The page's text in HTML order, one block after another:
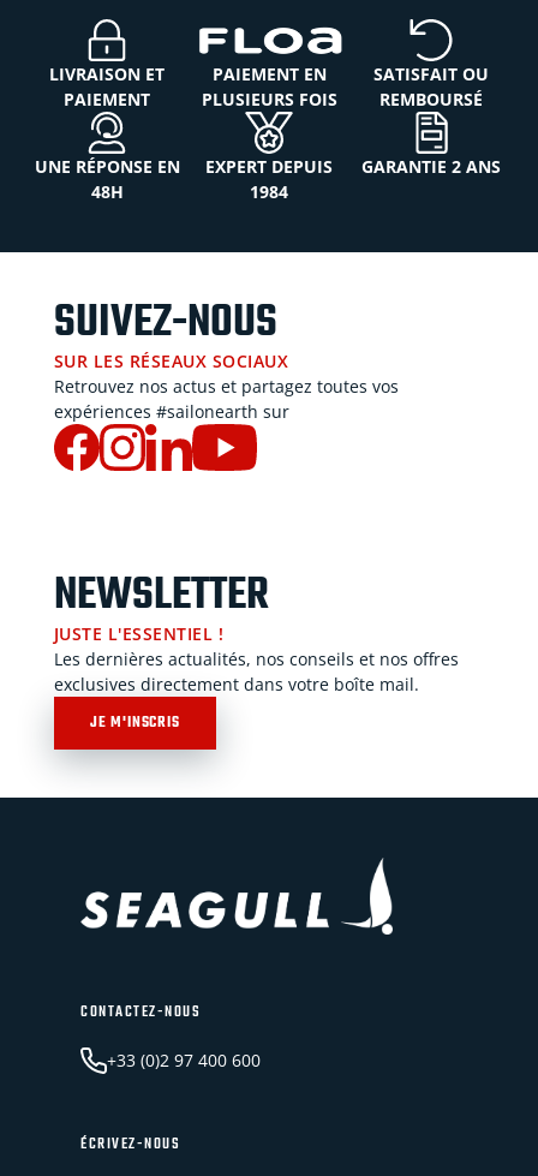
LIVRAISON ET
PAIEMENT
PAIEMENT EN
PLUSIEURS FOIS
SATISFAIT OU
REMBOURSÉ
UNE RÉPONSE EN
48H
EXPERT DEPUIS
1984
GARANTIE 2 ANS
SUIVEZ-NOUS
SUR LES RÉSEAUX SOCIAUX
Retrouvez nos actus et partagez toutes vos
expériences #sailonearth sur
NEWSLETTER
JUSTE L'ESSENTIEL !
Les dernières actualités, nos conseils et nos offres
exclusives directement dans votre boîte mail.
JE M'INSCRIS
CONTACTEZ-NOUS
+33 (0)2 97 400 600
ÉCRIVEZ-NOUS